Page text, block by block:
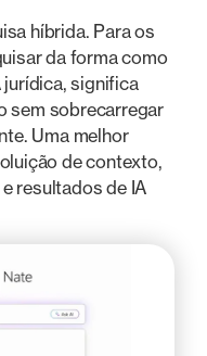
híbrida. Para os
da forma como
jurídica, significa
sem sobrecarregar
Uma melhor
de contexto,
resultados de IA